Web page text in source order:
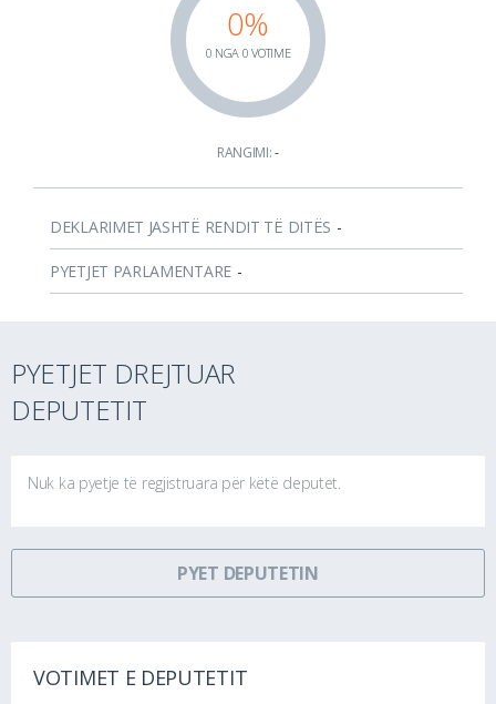
0%
0 NGA 0 VOTIME
RANGIMI:-
DEKLARIMET JASHTË RENDIT TË DITËS -
PYETJET PARLAMENTARE -
PYETJET DREJTUAR
DEPUTETIT
Nuk ka pyetje të regjistruara për këtë deputet.
PYET DEPUTETIN
VOTIMET E DEPUTETIT